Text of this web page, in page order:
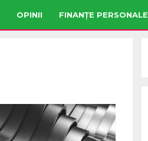
OPINII FINANȚE PERSONALE